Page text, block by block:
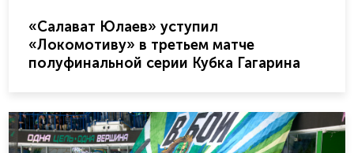
«Салават Юлаев» уступил
«Локомотиву» в третьем матче
полуфинальной серии Кубка Гагарина